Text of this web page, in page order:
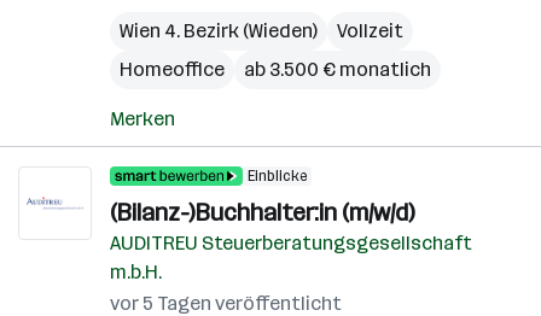
Wien 4. Bezirk (Wieden)
Vollzeit
Homeoffice
ab 3.500 € monatlich
Merken
Einblicke
(Bilanz-)Buchhalter:in (m/w/d)
AUDITREU Steuerberatungsgesellschaft
m.b.H.
vor 5 Tagen veröffentlicht